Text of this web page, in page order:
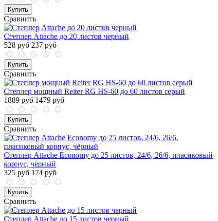
Купить
Сравнить
Степлер Attache до 20 листов черный
528 руб 237 руб
Купить
Сравнить
Степлер мощный Reiter RG HS-60 до 60 листов серый
1889 руб 1479 руб
Купить
Сравнить
Степлер Attache Economy до 25 листов, 24/6, 26/6, пласиковый
корпус, чёрный
325 руб 174 руб
Купить
Сравнить
Степлер Attache до 15 листов черный